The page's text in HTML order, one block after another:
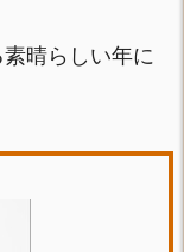
晴らしい年に